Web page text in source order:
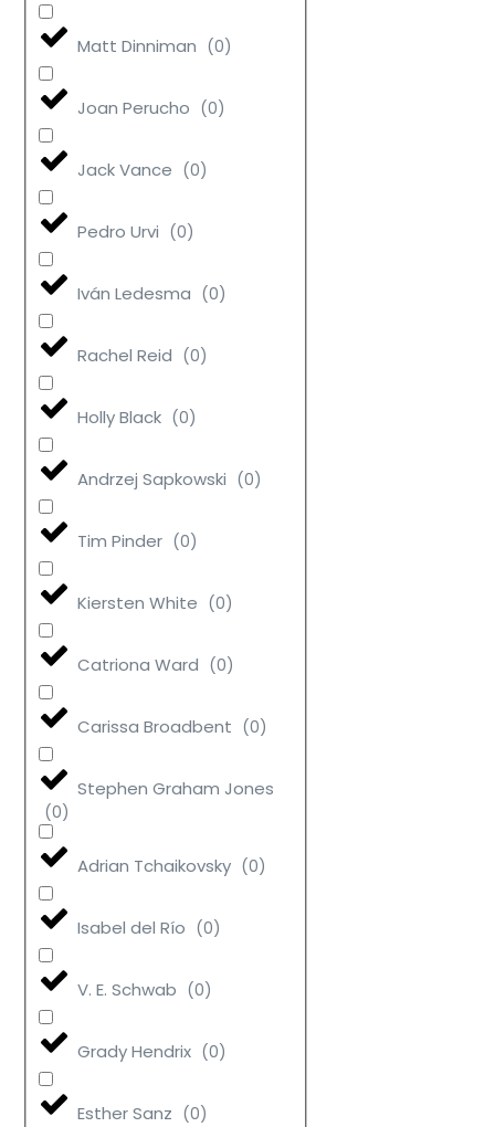
Matt Dinniman (0)
Joan Perucho (0)
Jack Vance (0)
Pedro Urvi (0)
Iván Ledesma (0)
Rachel Reid (0)
Holly Black (0)
Andrzej Sapkowski (0)
Tim Pinder (0)
Kiersten White (0)
Catriona Ward (0)
Carissa Broadbent (0)
Stephen Graham Jones
(0)
Adrian Tchaikovsky (0)
Isabel del Río (0)
V. E. Schwab (0)
Grady Hendrix (0)
Esther Sanz (0)